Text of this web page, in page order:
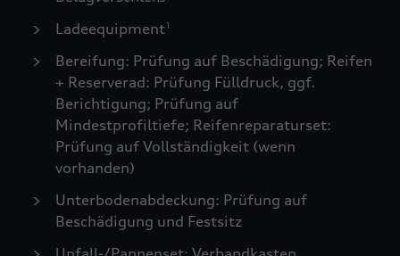
Ladeequipment1
Bereifung: Prüfung auf Beschädigung; Reifen
+ Reserverad: Prüfung Fülldruck, ggf.
Berichtigung; Prüfung auf
Mindestprofiltiefe; Reifenreparaturset:
Prüfung auf Vollständigkeit (wenn
vorhanden)
Unterbodenabdeckung: Prüfung auf
Beschädigung und Festsitz